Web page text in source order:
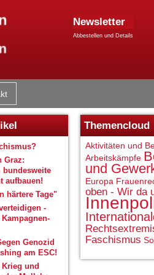
Newsletter
Abbestellen und Details
Graz:
bundesweite
aufbauen!
härtere Tage"
-
Genozid
am ESC!
Krieg und
Themencloud
Aktivitäten und
Arbeitskämpfe
und
Europa
oben - Wir da
Faschismus